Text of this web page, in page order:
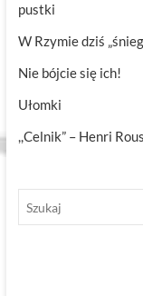
pustki
W Rzymie dziś
Nie bójcie się ich!
Ułomki
,,Celnik” – Henri